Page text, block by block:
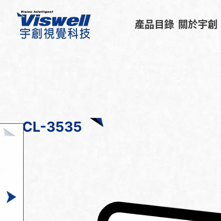
產品目錄 關於宇創
CL-3535